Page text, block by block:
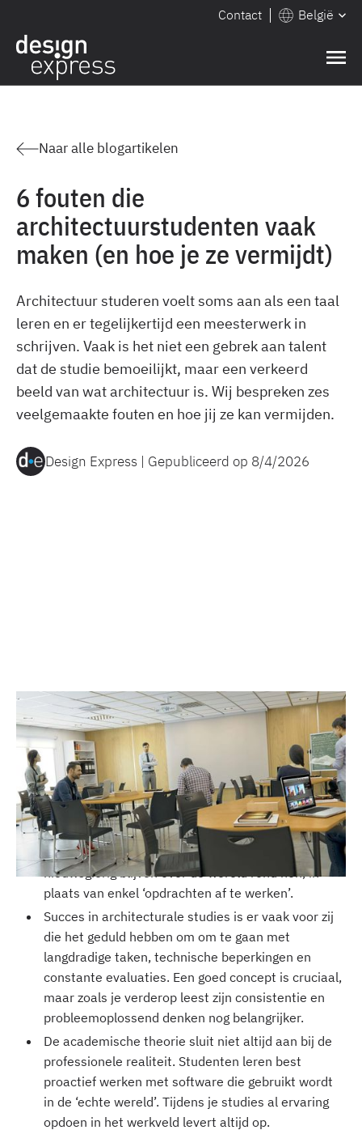
Contact België
Naar alle blogartikelen
6 fouten die
architectuurstudenten vaak
maken (en hoe je ze vermijdt)
Architectuur studeren voelt soms aan als een taal
leren en er tegelijkertijd een meesterwerk in
schrijven. Vaak is het niet een gebrek aan talent
dat de studie bemoeilijkt, maar een verkeerd
beeld van wat architectuur is. Wij bespreken zes
veelgemaakte fouten en hoe jij ze kan vermijden.
Design Express | Gepubliceerd op 8/4/2026
© Pavel Huerta
Belangrijkste punten:
Architectuur is meer dan gebouwen tekenen: het is
een manier van denken die de balans zoekt tussen
logica, wetenschap en emotie. Studenten moeten
zich focussen op het stellen van vragen en moeten
nieuwsgierig blijven over de wereld rond hen, in
plaats van enkel ‘opdrachten af te werken’.
Succes in architecturale studies is er vaak voor zij
die het geduld hebben om om te gaan met
langdradige taken, technische beperkingen en
constante evaluaties. Een goed concept is cruciaal,
maar zoals je verderop leest zijn consistentie en
probleemoplossend denken nog belangrijker.
De academische theorie sluit niet altijd aan bij de
professionele realiteit. Studenten leren best
proactief werken met software die gebruikt wordt
in de ‘echte wereld’. Tijdens je studies al ervaring
opdoen in het werkveld levert altijd op.